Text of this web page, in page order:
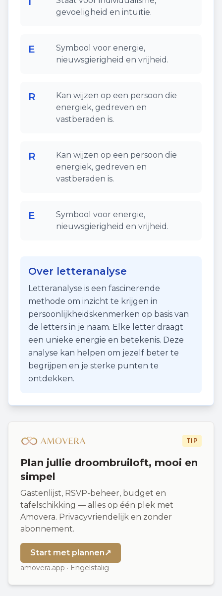
gevoeligheid en intuïtie.
E
Symbool voor energie,
nieuwsgierigheid en vrijheid.
R
Kan wijzen op een persoon die
energiek, gedreven en
vastberaden is.
R
Kan wijzen op een persoon die
energiek, gedreven en
vastberaden is.
E
Symbool voor energie,
nieuwsgierigheid en vrijheid.
Over letteranalyse
Letteranalyse is een fascinerende
methode om inzicht te krijgen in
persoonlijkheidskenmerken op basis van
de letters in je naam. Elke letter draagt
een unieke energie en betekenis. Deze
analyse kan helpen om jezelf beter te
begrijpen en je sterke punten te
ontdekken.
TIP
Plan jullie droombruiloft, mooi en
simpel
Gastenlijst, RSVP-beheer, budget en
tafelschikking — alles op één plek met
Amovera. Privacyvriendelijk en zonder
abonnement.
Start met plannen↗
amovera.app · Engelstalig